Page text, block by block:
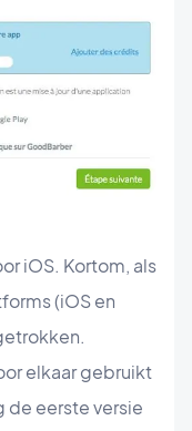
iOS. Kortom, als
(iOS en
elkaar gebruikt
de eerste versie